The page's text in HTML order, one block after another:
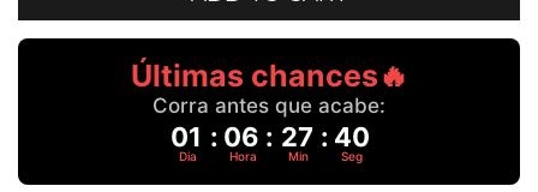
Últimas chances🔥
Corra antes que acabe:
01 : 06 : 27 : 39
Dia Hora Min Seg